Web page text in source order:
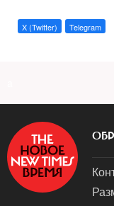
X (Twitter) Telegram